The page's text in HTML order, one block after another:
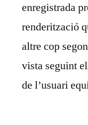
enregistrada
renderització
altre cop
vista seguint
de l’usuari